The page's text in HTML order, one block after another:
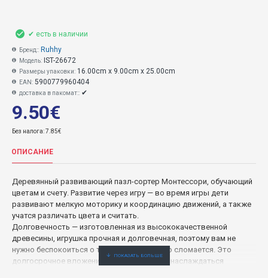
9.50€
Без налога: 7.85€
✔ есть в наличии
Бренд:: Ruhhy
Модель: IST-26672
Размеры упаковки: 16.00cm x 9.00cm x 25.00cm
EAN: 5900779960404
доставка в пакомат:: ✔
ОПИСАНИЕ
Деревянный развивающий пазл-сортер Монтессори, обучающий
цветам и счету. Развитие через игру — во время игры дети
развивают мелкую моторику и координацию движений, а также
учатся различать цвета и считать.
Долговечность — изготовленная из высококачественной
древесины, игрушка прочная и долговечная, поэтому вам не
нужно беспокоиться о том, что она быстро сломается. Это
долгосрочное вложение, которым смогут наслаждаться